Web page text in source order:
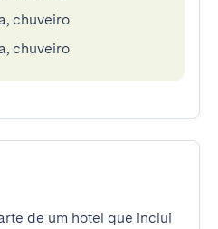
chuveiro
chuveiro
de um hotel que inclui